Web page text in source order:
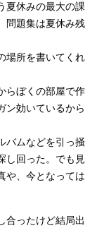
夏休みの最大の課
問題集は夏休み残
場所を書いてくれ
らぼくの部屋で作
ン効いているから
バムなどを引っ掻
し回った。でも見
や、今となっては
合ったけど結局出